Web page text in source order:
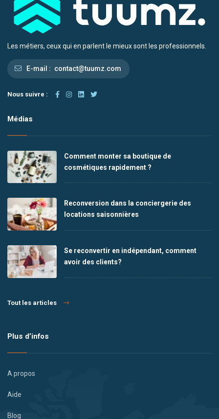
Les métiers, ceux qui en parlent le mieux sont les professionnels.
E-mail : contact@tuumz.com
Nous suivre :
Médias
Comment monter sa boutique de
cosmétiques rapidement ?
Reconversion dans la conciergerie des
locations saisonnières
Se reconvertir en indépendant, comment
avoir des clients?
Tout les articles
Plus d’infos
A propos
Aide
Blog